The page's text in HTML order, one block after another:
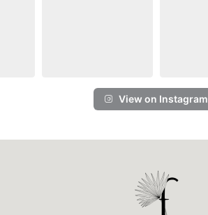
View on Instagram